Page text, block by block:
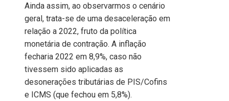
Ainda assim, ao observarmos o cenário
geral, trata-se de uma desaceleração em
relação a 2022, fruto da política
monetária de contração. A inflação
fecharia 2022 em 8,9%, caso não
tivessem sido aplicadas as
desonerações tributárias de PIS/Cofins
e ICMS (que fechou em 5,8%).